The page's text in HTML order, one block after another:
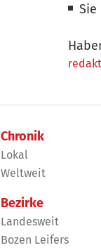
Chronik
Lokal
Weltweit
Bezirke
Landesweit
Bozen Leifers